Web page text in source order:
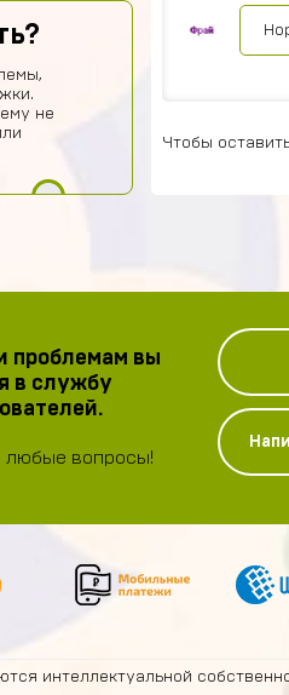
не
Чтобы
проблемам вы
в службу
любые вопросы!
интеллектуальной